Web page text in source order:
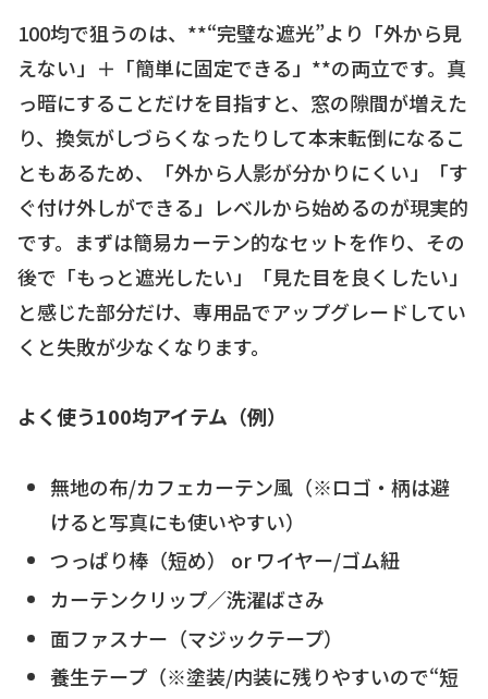
100均で狙うのは、**“完璧な遮光”より「外から見
えない」＋「簡単に固定できる」**の両立です。真
っ暗にすることだけを目指すと、窓の隙間が増えた
り、換気がしづらくなったりして本末転倒になるこ
ともあるため、「外から人影が分かりにくい」「す
ぐ付け外しができる」レベルから始めるのが現実的
です。まずは簡易カーテン的なセットを作り、その
後で「もっと遮光したい」「見た目を良くしたい」
と感じた部分だけ、専用品でアップグレードしてい
くと失敗が少なくなります。
よく使う100均アイテム（例）
無地の布/カフェカーテン風（※ロゴ・柄は避
けると写真にも使いやすい）
つっぱり棒（短め） or ワイヤー/ゴム紐
カーテンクリップ／洗濯ばさみ
面ファスナー（マジックテープ）
養生テープ（※塗装/内装に残りやすいので“短